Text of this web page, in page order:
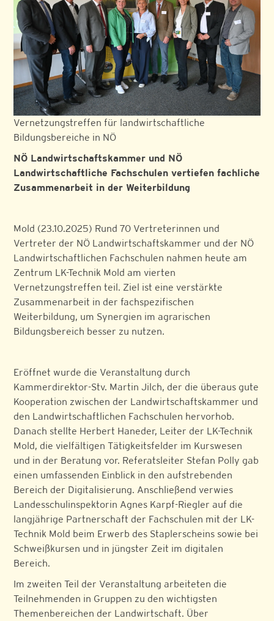
Vernetzungstreffen für landwirtschaftliche
Bildungsbereiche in NÖ
NÖ Landwirtschaftskammer und NÖ
Landwirtschaftliche Fachschulen vertiefen fachliche
Zusammenarbeit in der Weiterbildung
Mold (23.10.2025) Rund 70 Vertreterinnen und
Vertreter der NÖ Landwirtschaftskammer und der NÖ
Landwirtschaftlichen Fachschulen nahmen heute am
Zentrum LK-Technik Mold am vierten
Vernetzungstreffen teil. Ziel ist eine verstärkte
Zusammenarbeit in der fachspezifischen
Weiterbildung, um Synergien im agrarischen
Bildungsbereich besser zu nutzen.
Eröffnet wurde die Veranstaltung durch
Kammerdirektor-Stv. Martin Jilch, der die überaus gute
Kooperation zwischen der Landwirtschaftskammer und
den Landwirtschaftlichen Fachschulen hervorhob.
Danach stellte Herbert Haneder, Leiter der LK-Technik
Mold, die vielfältigen Tätigkeitsfelder im Kurswesen
und in der Beratung vor. Referatsleiter Stefan Polly gab
einen umfassenden Einblick in den aufstrebenden
Bereich der Digitalisierung. Anschließend verwies
Landesschulinspektorin Agnes Karpf-Riegler auf die
langjährige Partnerschaft der Fachschulen mit der LK-
Technik Mold beim Erwerb des Staplerscheins sowie bei
Schweißkursen und in jüngster Zeit im digitalen
Bereich.
Im zweiten Teil der Veranstaltung arbeiteten die
Teilnehmenden in Gruppen zu den wichtigsten
Themenbereichen der Landwirtschaft. Über